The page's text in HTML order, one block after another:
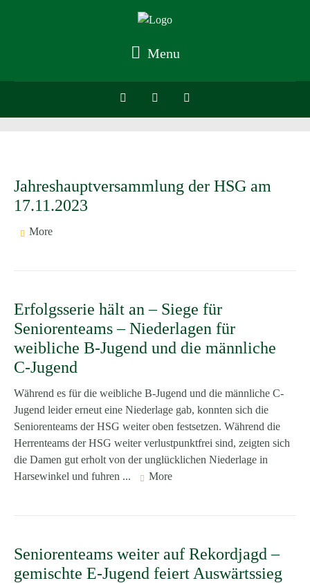
Menu
Jahreshauptversammlung der HSG am
17.11.2023
More
Erfolgsserie hält an – Siege für
Seniorenteams – Niederlagen für
weibliche B-Jugend und die männliche
C-Jugend
Während es für die weibliche B-Jugend und die männliche C-
Jugend leider erneut eine Niederlage gab, konnten sich die
Seniorenteams der HSG weiter oben festsetzen. Während die
Herrenteams der HSG weiter verlustpunktfrei sind, zeigten sich
die Damen gut erholt von der unglücklichen Niederlage in
Harsewinkel und fuhren ...
More
Seniorenteams weiter auf Rekordjagd –
gemischte E-Jugend feiert Auswärtssieg